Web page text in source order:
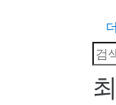
검
색: